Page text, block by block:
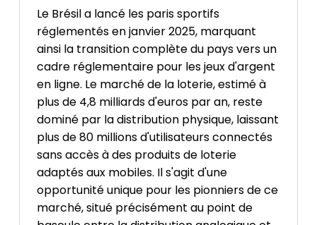
Le Brésil a lancé les paris sportifs
réglementés en janvier 2025, marquant
ainsi la transition complète du pays vers un
cadre réglementaire pour les jeux d'argent
en ligne. Le marché de la loterie, estimé à
plus de 4,8 milliards d'euros par an, reste
dominé par la distribution physique, laissant
plus de 80 millions d'utilisateurs connectés
sans accès à des produits de loterie
adaptés aux mobiles. Il s'agit d'une
opportunité unique pour les pionniers de ce
marché, situé précisément au point de